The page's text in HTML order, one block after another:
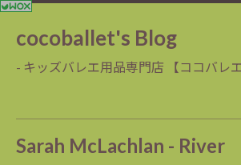
cocoballet's Blog
- キッズバレエ用品専門店 【ココバレ
Sarah McLachlan - River